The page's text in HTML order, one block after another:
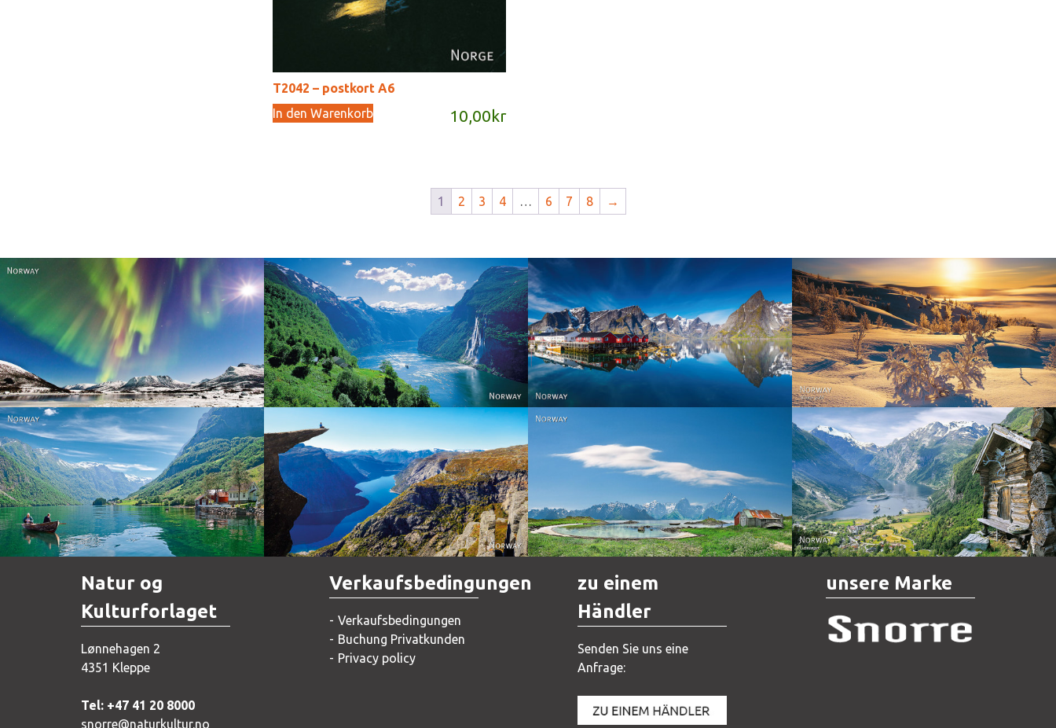
T2042 – postkort A6
10,00 kr
In den Warenkorb
1 2 3 4 … 6 7 8 →
Norway Norway
Reine - Lofoten, Nord Norge. North
Norway.
Norway - Winter gold
Norway Norway Norway
Norway - Geiranger
Natur og
Kulturforlaget
Lønnehagen 2
4351 Kleppe
Tel: +47 41 20 8000
snorre@naturkultur.no
Verkaufsbedingungen
Verkaufsbedingungen
Buchung Privatkunden
Privacy policy
zu einem
Händler
Senden Sie uns eine
Anfrage:
unsere Marke